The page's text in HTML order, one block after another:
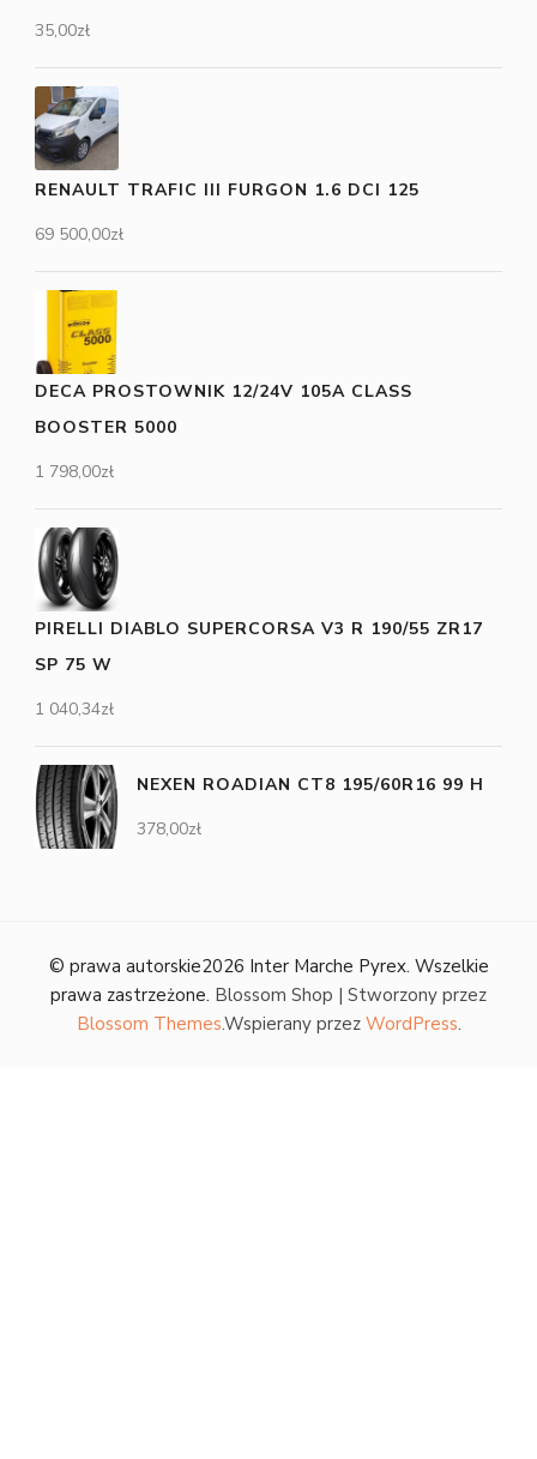
35,00zł
RENAULT TRAFIC III FURGON 1.6 DCI 125
69 500,00zł
DECA PROSTOWNIK 12/24V 105A CLASS
BOOSTER 5000
1 798,00zł
PIRELLI DIABLO SUPERCORSA V3 R 190/55 ZR17
SP 75 W
1 040,34zł
NEXEN ROADIAN CT8 195/60R16 99 H
378,00zł
© prawa autorskie2026 Inter Marche Pyrex. Wszelkie
prawa zastrzeżone. Blossom Shop | Stworzony przez
Blossom Themes.Wspierany przez WordPress.